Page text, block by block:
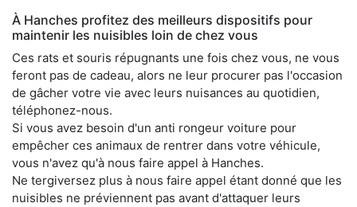
À Hanches profitez des meilleurs dispositifs pour
maintenir les nuisibles loin de chez vous
Ces rats et souris répugnants une fois chez vous, ne vous
feront pas de cadeau, alors ne leur procurer pas l'occasion
de gâcher votre vie avec leurs nuisances au quotidien,
téléphonez-nous.
Si vous avez besoin d'un anti rongeur voiture pour
empêcher ces animaux de rentrer dans votre véhicule,
vous n'avez qu'à nous faire appel à Hanches.
Ne tergiversez plus à nous faire appel étant donné que les
nuisibles ne préviennent pas avant d'attaquer leurs